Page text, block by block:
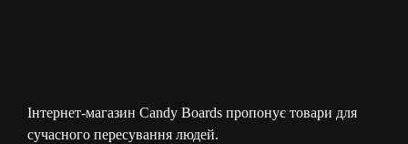
Інтернет-магазин Candy Boards пропонує товари для
сучасного пересування людей.